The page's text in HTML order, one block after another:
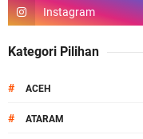
Kategori Pilihan
# ACEH
# ATARAM